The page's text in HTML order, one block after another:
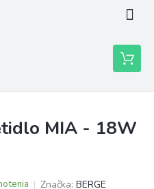
Nákupný
košík
MIA - 18W
Značka: BERGE